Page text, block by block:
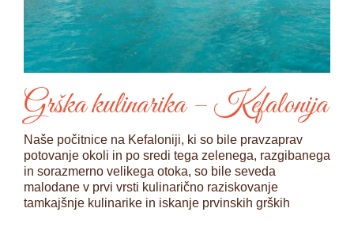
Grška kulinarika – Kefalonija
Naše počitnice na Kefaloniji, ki so bile pravzaprav
potovanje okoli in po sredi tega zelenega, razgibanega
in sorazmerno velikega otoka, so bile seveda
malodane v prvi vrsti kulinarično raziskovanje
tamkajšnje kulinarike in iskanje prvinskih grških